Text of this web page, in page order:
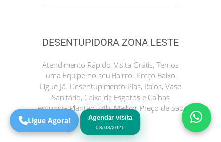
DESENTUPIDORA ZONA LESTE
Atendimento Rápido, Visita Grátis, Temos
uma Equipe no seu Bairro. Preço Baixo
Ligue Já. Desentupimento Pias, Ralos, Vaso
Sanitário, Caixa de Esgotos e Calhas
entupida Plantão 24h. Melhor Preço de São
Paulo.
Agendar visita
08/08/2026
Precisa de Ajuda?
São Paulo! Precisa de
ajuda?
Online
Ligue Agora!